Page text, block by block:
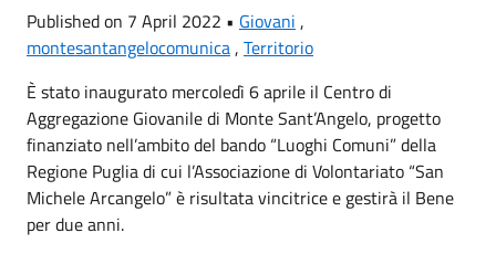
Published on 7 April 2022 • Giovani ,
montesantangelocomunica, Territorio
È stato inaugurato mercoledì 6 aprile il Centro di
Aggregazione Giovanile di Monte Sant’Angelo, progetto
finanziato nell’ambito del bando “Luoghi Comuni” della
Regione Puglia di cui l’Associazione di Volontariato “San
Michele Arcangelo” è risultata vincitrice e gestirà il Bene
per due anni.